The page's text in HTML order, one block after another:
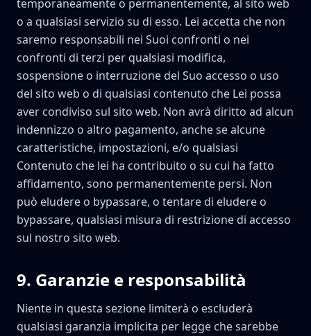
temporaneamente o permanentemente, al sito web
o a qualsiasi servizio su di esso. Lei accetta che non
saremo responsabili nei Suoi confronti o nei
confronti di terzi per qualsiasi modifica,
sospensione o interruzione del Suo accesso o uso
del sito web o di qualsiasi contenuto che Lei possa
aver condiviso sul sito web. Non avrà diritto ad alcun
indennizzo o altro pagamento, anche se alcune
caratteristiche, impostazioni, e/o qualsiasi
Contenuto che lei ha contribuito o su cui ha fatto
affidamento, sono permanentemente persi. Non
può eludere o bypassare, o tentare di eludere o
bypassare, qualsiasi misura di restrizione di accesso
sul nostro sito web.
9. Garanzie e responsabilità
Niente in questa sezione limiterà o escluderà
qualsiasi garanzia implicita per legge che sarebbe